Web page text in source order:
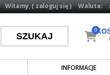
Waluta:
Witamy, (zaloguj się)
INFORMACJE
0